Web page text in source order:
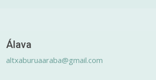
Álava
altxaburuaaraba@gmail.com